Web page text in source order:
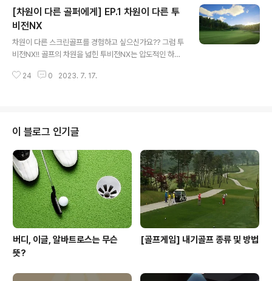
위해 연습장은 반드시 거치는 순서인데요. 투비전NX의 드
라이빙 레인지는 이렇게 변했습니다~ 바닥 스크린까지 연
결된 탁 트인 오션뷰에서 시원시원하게~ 이상적인 탄도로
날아갔는지, APEX를 클럽별 체크가능! 어떠세요? 한눈에
봐도 변한 것이 확~ 들어오지 않나요? 탁 트인 새로운 오션
뷰를 배경으로 얼른 치고 싶네요.^^ 숏게임 다양한 공략 연
[차원이 다른 골퍼에게] EP.1 차원이 다른 투
비전NX
차원이 다른 스크린골프를 경험하고 싶으신가요?? 그럼 투
비전NX!! 골프의 차원을 넓힌 투비전NX는 압도적인 하드
라운드의 몰입감을 선사합니다. 위 사진은 골프존카운티
이 다른 그래픽 성능이나 기능 면에서 완벽에 가까운 “언리
얼 엔진 5”로 만들어진 투비전NX. 놀랍게도 투비전NX는
“언리얼 엔진5”가 스크린골프 최초로 적용되어 뛰어난 그
래픽으로 그린의 라이뿐만 아니라 벙커의 컬러와 질감이
실사처럼 느껴지며 디테일하고 현실감 넘치는 그래픽을 만
날 수 있습니다!! “언리얼 엔진 5”에 대..
24 0 2023. 7. 17.
이 블로그 인기글
버디, 이글, 알바트로스는 무슨
뜻?
[골프게임] 내기골프 종류 및 방법